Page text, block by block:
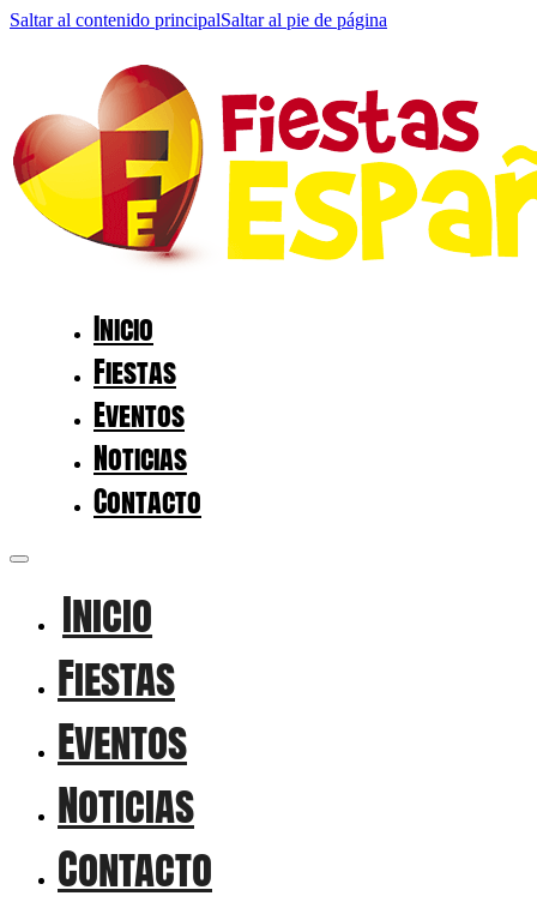
Saltar al contenido principalSaltar al pie de página
Inicio
Fiestas
Eventos
Noticias
Contacto
Inicio
Fiestas
Eventos
Noticias
Contacto